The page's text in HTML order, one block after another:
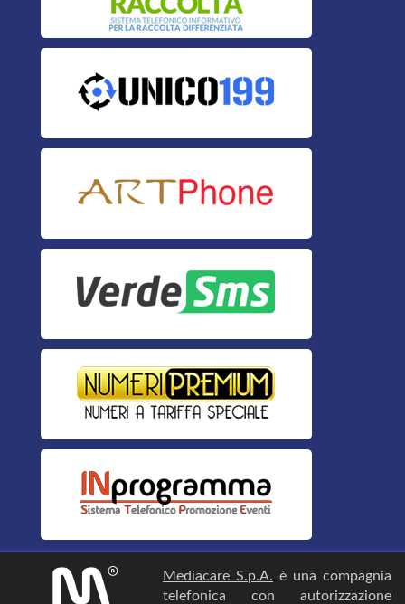
Mediacare S.p.A. è una compagnia
telefonica con autorizzazione